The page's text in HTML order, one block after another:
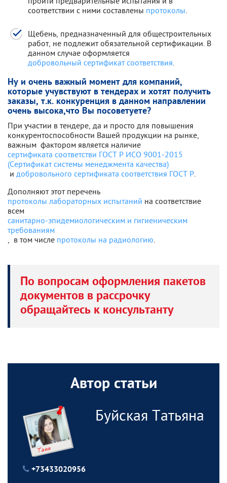
соответствии с ними составлены протоколы.
Щебень, предназначенный для общестроительных
работ, не подлежит обязательной сертификации. В
данном случае оформляется
добровольный сертификат соответствия.
Ну и очень важный момент для компаний,
которые учувствуют в тендерах и хотят получить
заказы, т.к. конкуренция в данном направлении
очень высока,что Вы посоветуете?
При участии в тендере, да и просто для повышения
конкурентоспособности Вашей продукции на рынке,
важным фактором является наличие
сертификата соответстви ГОСТ Р ИСО 9001-2015
(Сертификат системы менеджмента качества)
и добровольного сертификата соответствия ГОСТ Р.
Дополняют этот перечень
протоколы лабораторных испытаний на соответствие
всем
санитарно-эпидемиологическим и гигиеническим
требованиям
, в том числе протоколы на радиологию.
По вопросам оформления пакетов
документов в рассрочку
обращайтесь к консультанту
Автор статьи
Буйская Татьяна
+73433020956